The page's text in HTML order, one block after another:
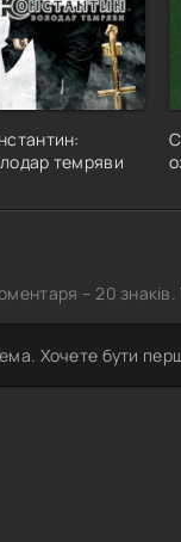
темряви
– 20
Хочете бути